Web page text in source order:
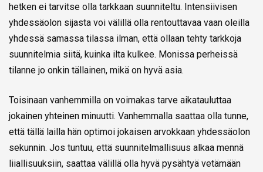
hetken ei tarvitse olla tarkkaan suunniteltu. Intensiivisen
yhdessäolon sijasta voi välillä olla rentouttavaa vaan oleilla
yhdessä samassa tilassa ilman, että ollaan tehty tarkkoja
suunnitelmia siitä, kuinka ilta kulkee. Monissa perheissä
tilanne jo onkin tällainen, mikä on hyvä asia.
Toisinaan vanhemmilla on voimakas tarve aikatauluttaa
jokainen yhteinen minuutti. Vanhemmalla saattaa olla tunne,
että tällä lailla hän optimoi jokaisen arvokkaan yhdessäolon
sekunnin. Jos tuntuu, että suunnitelmallisuus alkaa mennä
liiallisuuksiin, saattaa välillä olla hyvä pysähtyä vetämään